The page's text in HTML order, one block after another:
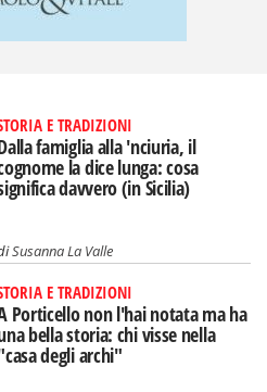
E TRADIZIONI
famiglia alla 'nciuria, il
la dice lunga: cosa
davvero (in Sicilia)
Susanna La Valle
E TRADIZIONI
Porticello non l'hai notata ma ha
bella storia: chi visse nella
degli archi"